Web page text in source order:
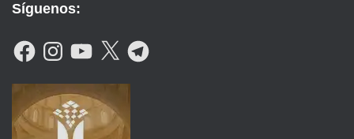
Síguenos:
F
A
B
K
N
A
G
R
M
Y
O
U
B
E
X
T
E
G